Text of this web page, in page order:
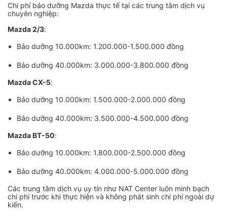
Chi phí bảo dưỡng Mazda thực tế tại các trung tâm dịch vụ
chuyên nghiệp:
Mazda 2/3:
Bảo dưỡng 10.000km: 1.200.000-1.500.000 đồng
Bảo dưỡng 40.000km: 3.000.000-3.800.000 đồng
Mazda CX-5:
Bảo dưỡng 10.000km: 1.500.000-2.000.000 đồng
Bảo dưỡng 40.000km: 3.500.000-4.500.000 đồng
Mazda BT-50:
Bảo dưỡng 10.000km: 1.800.000-2.500.000 đồng
Bảo dưỡng 40.000km: 4.000.000-5.000.000 đồng
Các trung tâm dịch vụ uy tín như NAT Center luôn minh bạch
chi phí trước khi thực hiện và không phát sinh chi phí ngoài dự
kiến.